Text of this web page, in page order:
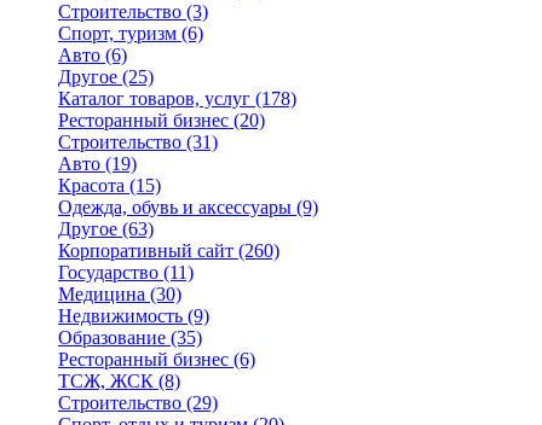
Строительство (3)
Спорт, туризм (6)
Авто (6)
Другое (25)
Каталог товаров, услуг (178)
Ресторанный бизнес (20)
Строительство (31)
Авто (19)
Красота (15)
Одежда, обувь и аксессуары (9)
Другое (63)
Корпоративный сайт (260)
Государство (11)
Медицина (30)
Недвижимость (9)
Образование (35)
Ресторанный бизнес (6)
ТСЖ, ЖСК (8)
Строительство (29)